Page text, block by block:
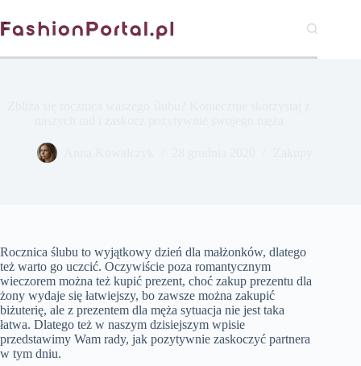
do
treści
Rocznica ślubu to wyjątkowy dzień dla małżonków, dlatego
też warto go uczcić. Oczywiście poza romantycznym
wieczorem można też kupić prezent, choć zakup prezentu dla
żony wydaje się łatwiejszy, bo zawsze można zakupić
biżuterię, ale z prezentem dla męża sytuacja nie jest taka
łatwa. Dlatego też w naszym dzisiejszym wpisie
przedstawimy Wam rady, jak pozytywnie zaskoczyć partnera
w tym dniu.